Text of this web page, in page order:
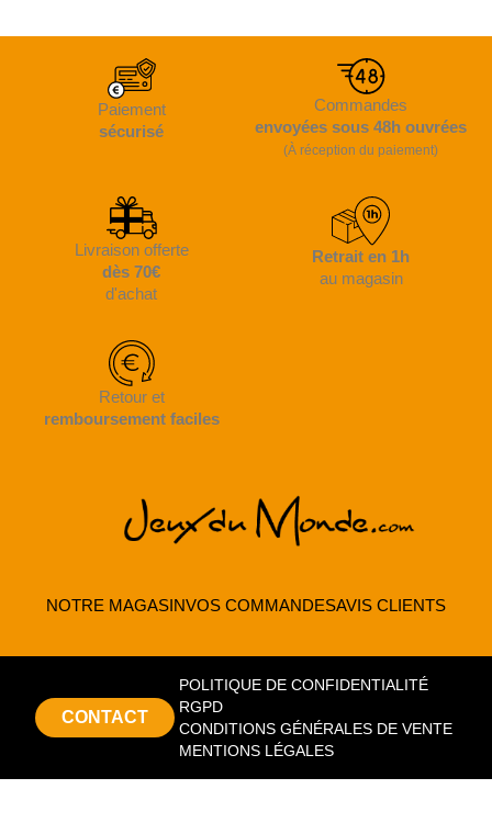
Paiement
sécurisé
Commandes
envoyées sous 48h ouvrées
(À réception du paiement)
Livraison offerte
dès 70€
d'achat
Retrait en 1h
au magasin
Retour et
remboursement faciles
NOTRE MAGASINVOS COMMANDESAVIS CLIENTS
CONTACT
POLITIQUE DE CONFIDENTIALITÉ
RGPD
CONDITIONS GÉNÉRALES DE VENTE
MENTIONS LÉGALES